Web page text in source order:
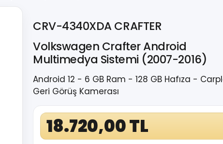
CRV-4340XDA CRAFTER
Volkswagen Crafter Android
Multimedya Sistemi (2007-2016)
Android 12 - 6 GB Ram - 128 GB Hafıza -
Geri Görüş Kamerası
18.720,00 TL